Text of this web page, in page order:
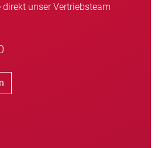
unser Vertriebsteam